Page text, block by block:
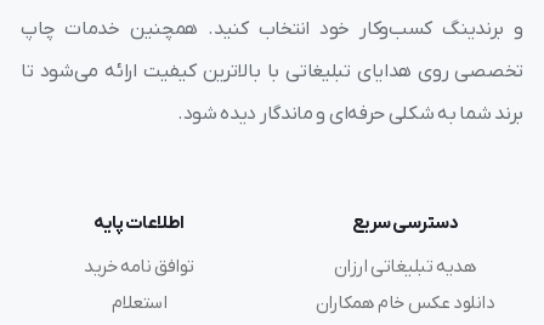
و برندینگ کسب‌وکار خود انتخاب کنید. همچنین خدمات چاپ
تخصصی روی هدایای تبلیغاتی با بالاترین کیفیت ارائه می‌شود تا
برند شما به شکلی حرفه‌ای و ماندگار دیده شود.
دسترسی سریع
هدیه تبلیغاتی ارزان
دانلود عکس خام همکاران
اطلاعات پایه
توافق نامه خرید
استعلام